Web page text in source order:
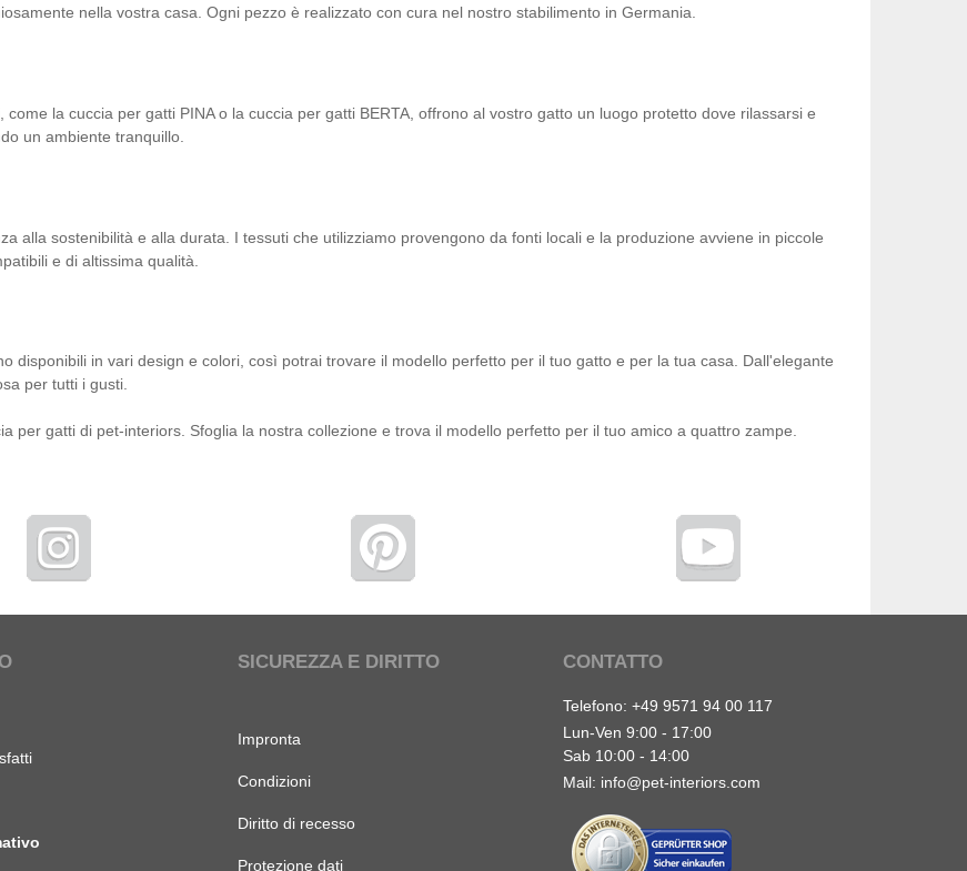
nella vostra casa. Ogni pezzo è realizzato con cura nel nostro stabilimento in Germania.
la cuccia per gatti PINA o la cuccia per gatti BERTA, offrono al vostro gatto un luogo protetto dove rilassarsi e
un ambiente tranquillo.
alla sostenibilità e alla durata. I tessuti che utilizziamo provengono da fonti locali e la produzione avviene in piccole
e di altissima qualità.
disponibili in vari design e colori, così potrai trovare il modello perfetto per il tuo gatto e per la tua casa. Dall'elegante
per tutti i gusti.
per gatti di pet-interiors. Sfoglia la nostra collezione e trova il modello perfetto per il tuo amico a quattro zampe.
SICUREZZA E DIRITTO
Impronta
Condizioni
Diritto di recesso
Protezione dati
CONTATTO
Telefono: +49 9571 94 00 117
Lun-Ven 9:00 - 17:00
Sab 10:00 - 14:00
Mail: info@pet-interiors.com